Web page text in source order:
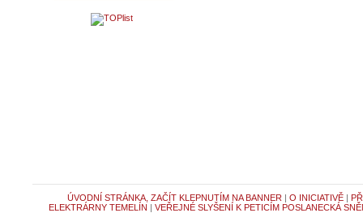
ÚVODNÍ STRÁNKA, ZAČÍT KLEPNUTÍM NA BANNER | O INICIATIVĚ|
ELEKTRÁRNY TEMELÍN | VEŘEJNÉ SLYŠENÍ K PETICÍM POSLANECKÁ